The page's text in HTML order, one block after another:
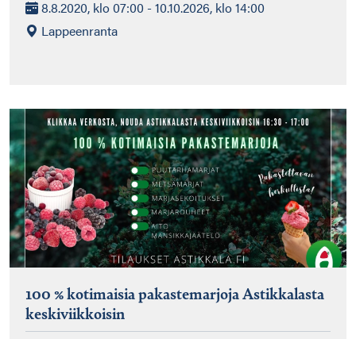
8.8.2020, klo 07:00 - 10.10.2026, klo 14:00
Lappeenranta
100 % kotimaisia pakastemarjoja Astikkalasta
keskiviikkoisin